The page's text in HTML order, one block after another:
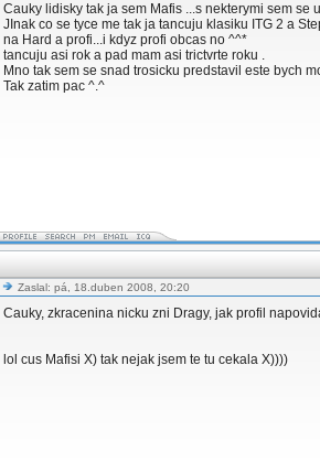
Cauky lidisky tak ja sem Mafis ...s nekterymi sem
JInak co se tyce me tak ja tancuju klasiku ITG 2 a
na Hard a profi...i kdyz profi obcas no ^^*
tancuju asi rok a pad mam asi trictvrte roku .
Mno tak sem se snad trosicku predstavil este bych
Tak zatim pac ^.^
Zaslal: pá, 18.duben 2008, 20:20
Cauky, zkracenina nicku zni Dragy, jak profil
lol cus Mafisi X) tak nejak jsem te tu cekala X))))